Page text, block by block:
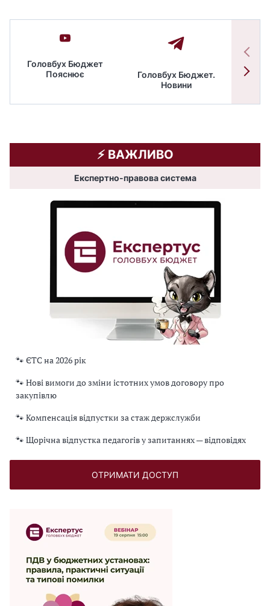
Головбух Бюджет
Пояснює
Головбух Бюджет.
Новини
⚡️ ВАЖЛИВО
Експертно-правова система
🐾 ЄТС на 2026 рік
🐾 Нові вимоги до зміни істотних умов договору про
закупівлю
🐾 Компенсація відпустки за стаж держслужби
🐾 Щорічна відпустка педагогів у запитаннях — відповідях
ОТРИМАТИ ДОСТУП